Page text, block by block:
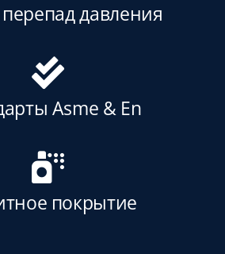
давления
Asme & En
покрытие